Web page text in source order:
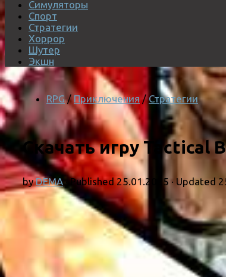
Симуляторы
Спорт
Стратегии
Хоррор
Шутер
Экшн
RPG / Приключения / Стратегии
Скачать игру Tactical
byDEMA · Published25.01.2025 · Updated